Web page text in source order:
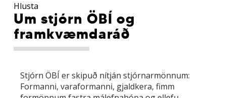
Hlusta
Um stjórn ÖBÍ og
framkvæmdaráð
Stjórn ÖBÍ er skipuð nítján stjórnarmönnum:
Formanni, varaformanni, gjaldkera, fimm